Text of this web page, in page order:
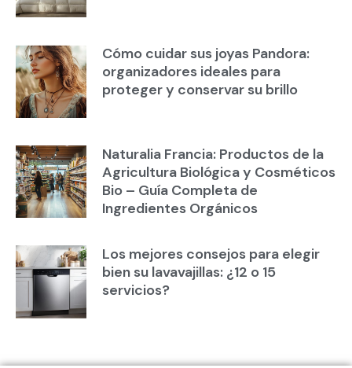
Cómo cuidar sus joyas Pandora:
organizadores ideales para
proteger y conservar su brillo
Naturalia Francia: Productos de la
Agricultura Biológica y Cosméticos
Bio – Guía Completa de
Ingredientes Orgánicos
Los mejores consejos para elegir
bien su lavavajillas: ¿12 o 15
servicios?